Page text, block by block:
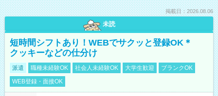
掲載日：2026.08.06
未読
短時間シフトあり！WEBでサクッと登録OK＊
クッキーなどの仕分け
派遣 職種未経験OK 社会人未経験OK 大学生歓迎
ブランクOK
WEB登録・面接OK